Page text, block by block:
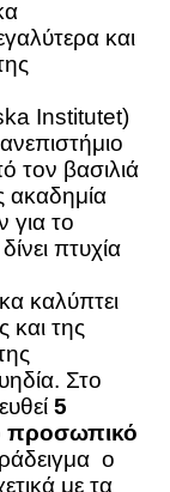
και
Institutet)
τον βασιλιά
ακαδημία
για το
πτυχία
καλύπτει
και της
Στο
5
προσωπικό
ο
με τα